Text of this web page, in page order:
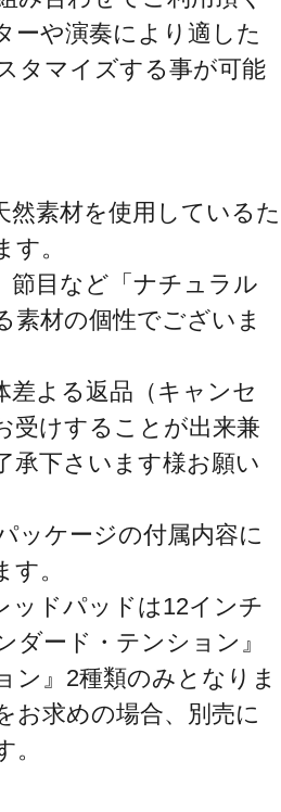
ーや演奏により適した
タマイズする事が可能
素材を使用しているた
。
節目など「ナチュラル
素材の個性でございま
差よる返品（キャンセ
受けすることが出来兼
承下さいます様お願い
ッケージの付属内容に
。
ッドパッドは12インチ
ダード・テンション』
ン』2種類のみとなりま
お求めの場合、別売に